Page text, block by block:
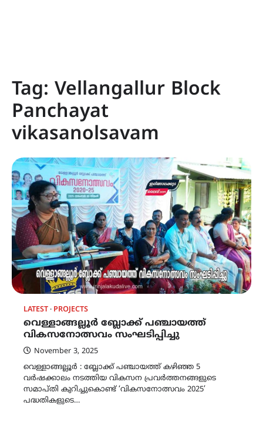
Tag: Vellangallur Block
Panchayat
vikasanolsavam
LATEST PROJECTS
വെള്ളാങ്ങല്ലൂർ ബ്ലോക്ക് പഞ്ചായത്ത്
വികസനോത്സവം സംഘടിപ്പിച്ചു
November 3, 2025
വെള്ളാങ്ങല്ലൂർ : ബ്ലോക്ക് പഞ്ചായത്ത് കഴിഞ്ഞ 5
വർഷക്കാലം നടത്തിയ വികസന പ്രവർത്തനങ്ങളുടെ
സമാപ്തി കുറിച്ചുകൊണ്ട് ‘വികസനോത്സവം 2025’
പദ്ധതികളുടെ…